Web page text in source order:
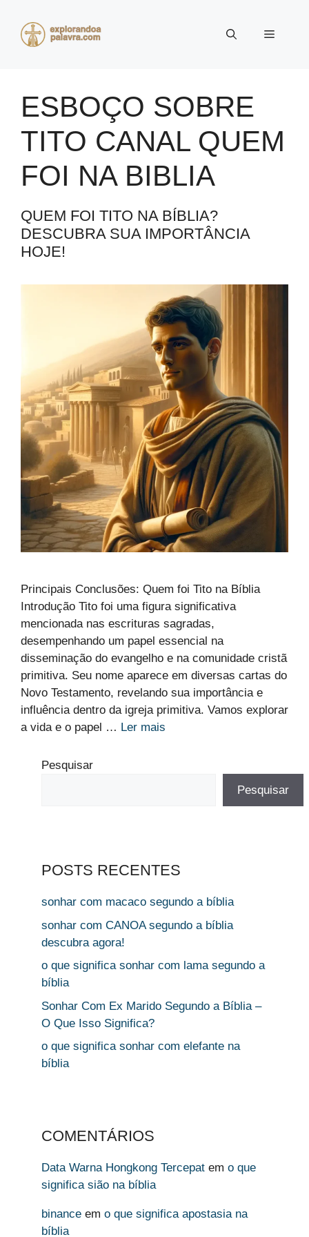
Menu
ESBOÇO SOBRE
TITO CANAL QUEM
FOI NA BIBLIA
QUEM FOI TITO NA BÍBLIA?
DESCUBRA SUA IMPORTÂNCIA
HOJE!
Principais Conclusões: Quem foi Tito na Bíblia
Introdução Tito foi uma figura significativa
mencionada nas escrituras sagradas,
desempenhando um papel essencial na
disseminação do evangelho e na comunidade cristã
primitiva. Seu nome aparece em diversas cartas do
Novo Testamento, revelando sua importância e
influência dentro da igreja primitiva. Vamos explorar
a vida e o papel … Ler mais
Pesquisar
Pesquisar
POSTS RECENTES
sonhar com macaco segundo a bíblia
sonhar com CANOA segundo a bíblia
descubra agora!
o que significa sonhar com lama segundo a
bíblia
Sonhar Com Ex Marido Segundo a Bíblia –
O Que Isso Significa?
o que significa sonhar com elefante na
bíblia
COMENTÁRIOS
Data Warna Hongkong Tercepat em o que
significa sião na bíblia
binance em o que significa apostasia na
bíblia